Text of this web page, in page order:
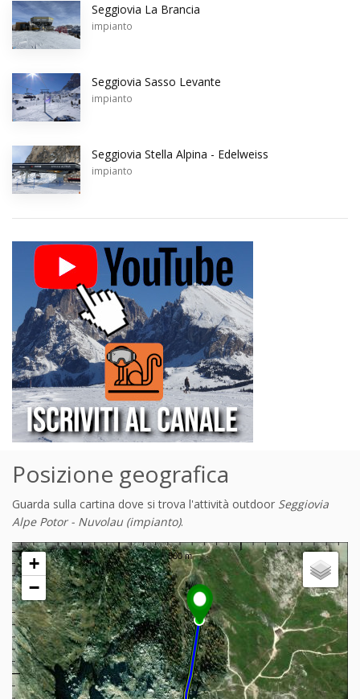
Seggiovia La Brancia
impianto
Seggiovia Sasso Levante
impianto
Seggiovia Stella Alpina - Edelweiss
impianto
Posizione geografica
Guarda sulla cartina dove si trova l'attività outdoor Seggiovia
Alpe Potor - Nuvolau (impianto).
+
−